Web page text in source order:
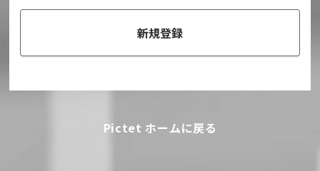
新規登録
Pictet ホームに戻る